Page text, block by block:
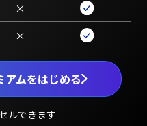
アムをはじめる
ルできます
×
×